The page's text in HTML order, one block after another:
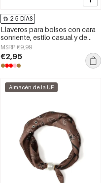
2-5 DÍAS
Llaveros para bolsos con cara
sonriente, estilo casual y de
cristal, accesorios diarios.
MSRP €9,99
€2,95
Almacén de la UE